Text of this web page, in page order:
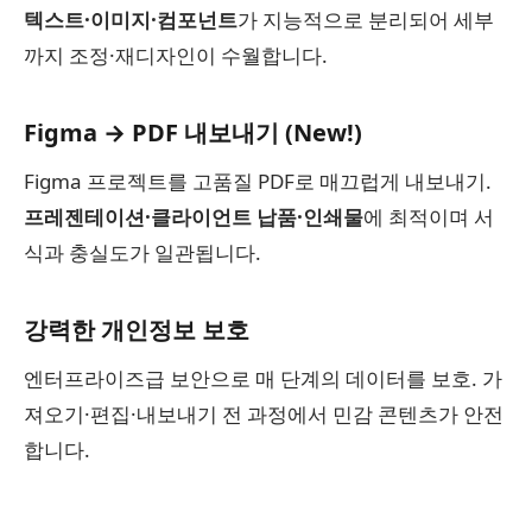
텍스트·이미지·컴포넌트가 지능적으로 분리되어 세부
까지 조정·재디자인이 수월합니다.
Figma → PDF 내보내기 (New!)
Figma 프로젝트를 고품질 PDF로 매끄럽게 내보내기.
프레젠테이션·클라이언트 납품·인쇄물에 최적이며 서
식과 충실도가 일관됩니다.
강력한 개인정보 보호
엔터프라이즈급 보안으로 매 단계의 데이터를 보호. 가
져오기·편집·내보내기 전 과정에서 민감 콘텐츠가 안전
합니다.